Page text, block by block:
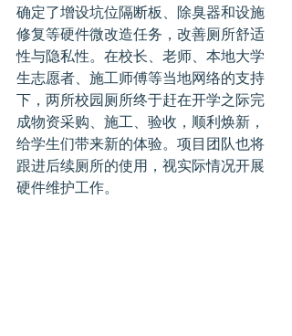
确定了增设坑位隔断板、除臭器和设施
修复等硬件微改造任务，改善厕所舒适
性与隐私性。在校长、老师、本地大学
生志愿者、施工师傅等当地网络的支持
下，两所校园厕所终于赶在开学之际完
成物资采购、施工、验收，顺利焕新，
给学生们带来新的体验。项目团队也将
跟进后续厕所的使用，视实际情况开展
硬件维护工作。